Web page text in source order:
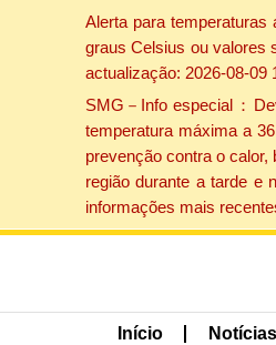
Alerta para
graus Celsius ou valores
actualização: 2026-08-09
SMG－Info especial：
temperatura máxima a
prevenção contra o
região durante a tarde e
informações mais
Início Notícias